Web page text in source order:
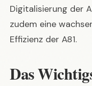
Digitalisierung der
zudem eine
Effizienz der A81.
Das